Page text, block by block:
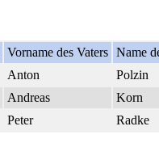
Vorname des Vaters Name
Anton Polzin
Andreas Korn
Peter Radke